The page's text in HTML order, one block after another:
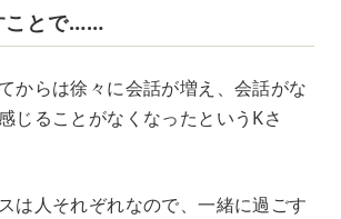
ことで……
からは徐々に会話が増え、会話がな
じることがなくなったというKさ
は人それぞれなので、一緒に過ごす